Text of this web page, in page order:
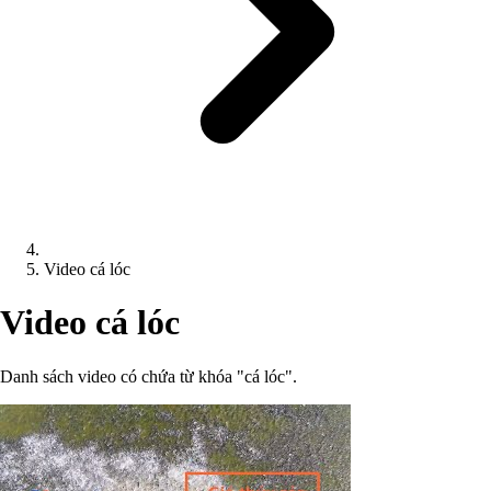
Video cá lóc
Video cá lóc
Danh sách video có chứa từ khóa "cá lóc".